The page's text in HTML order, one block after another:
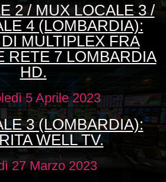
2 / MUX LOCALE 3 /
4 (LOMBARDIA):
MULTIPLEX FRA
RETE 7 LOMBARDIA
HD.
5 Aprile 2023
3 (LOMBARDIA):
WELL TV.
27 Marzo 2023